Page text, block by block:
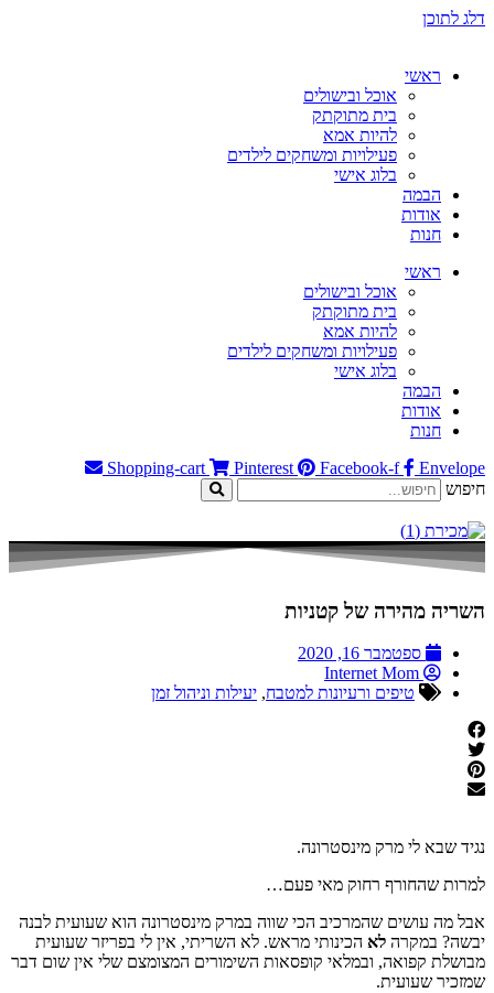
דלג לתוכן
ראשי
אוכל ובישולים
בית מתוקתק
להיות אמא
פעילויות ומשחקים לילדים
בלוג אישי
הבמה
אודות
חנות
ראשי
אוכל ובישולים
בית מתוקתק
להיות אמא
פעילויות ומשחקים לילדים
בלוג אישי
הבמה
אודות
חנות
Shopping-cart
Pinterest Facebook-f
Envelope
חיפוש
השריה מהירה של קטניות
ספטמבר 16, 2020
Internet Mom
טיפים ורעיונות למטבח, יעילות וניהול זמן
נגיד שבא לי מרק מינסטרונה.
למרות שהחורף רחוק מאי פעם…
אבל מה עושים שהמרכיב הכי שווה במרק מינסטרונה הוא שעועית לבנה
יבשה? במקרה לא הכינותי מראש. לא השריתי, אין לי בפריזר שעועית
מבושלת קפואה, ובמלאי קופסאות השימורים המצומצם שלי אין שום דבר
שמזכיר שעועית.